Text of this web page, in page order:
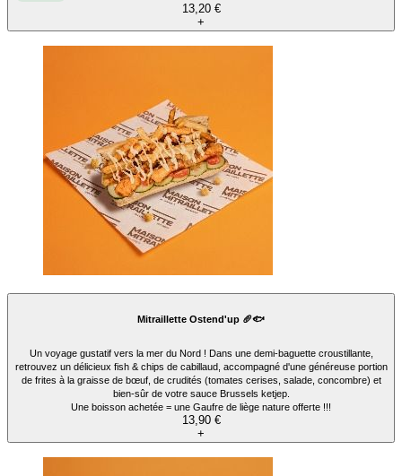
13,20 €
+
Mitraillette Ostend'up 🥖🐟
Un voyage gustatif vers la mer du Nord ! Dans une demi-baguette croustillante,
retrouvez un délicieux fish & chips de cabillaud, accompagné d'une généreuse portion
de frites à la graisse de bœuf, de crudités (tomates cerises, salade, concombre) et
bien-sûr de votre sauce Brussels ketjep.
Une boisson achetée = une Gaufre de liège nature offerte !!!
13,90 €
+